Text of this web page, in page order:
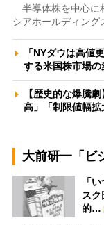
半導体株を中心に
シアホールディン
「NYダウは高値
する米国株市場
【歴史的な爆騰
高」「制限値幅
大前研一「ビ
「
スク
的…